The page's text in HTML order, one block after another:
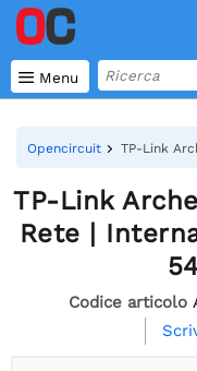
 Menu
Opencircuit TP-Link
TP-Link
Rete |
Codice articolo